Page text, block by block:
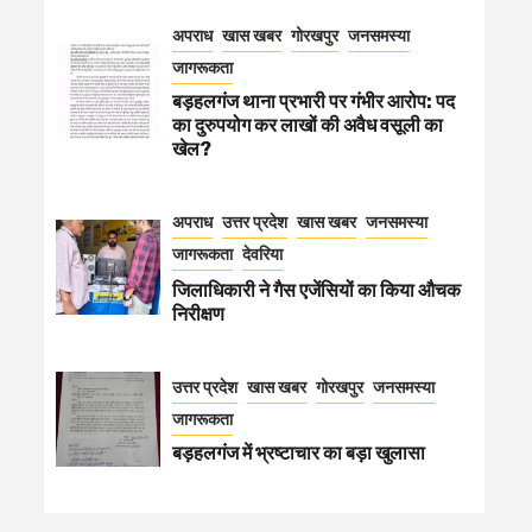
अपराध खास खबर गोरखपुर जनसमस्या
जागरूकता
बड़हलगंज थाना प्रभारी पर गंभीर आरोप: पद
का दुरुपयोग कर लाखों की अवैध वसूली का
खेल?
अपराध उत्तर प्रदेश खास खबर जनसमस्या
जागरूकता देवरिया
जिलाधिकारी ने गैस एजेंसियों का किया औचक
निरीक्षण
उत्तर प्रदेश खास खबर गोरखपुर जनसमस्या
जागरूकता
बड़हलगंज में भ्रष्टाचार का बड़ा खुलासा